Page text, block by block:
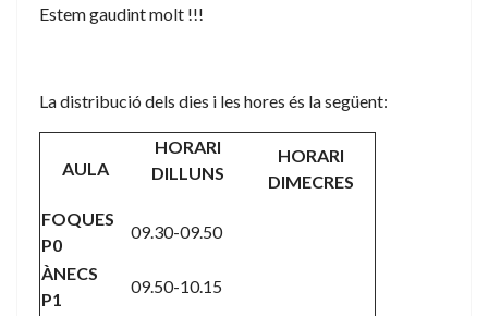
Estem gaudint molt !!!
La distribució dels dies i les hores és la següent:
AULA
HORARI
DILLUNS
HORARI
DIMECRES
FOQUES
P0
09.30-09.50
ÀNECS
P1
09.50-10.15